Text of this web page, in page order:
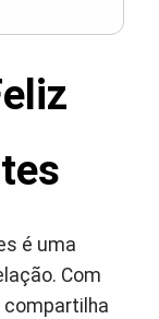
é uma
Com
compartilha